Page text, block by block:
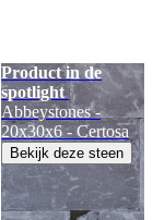
Product in de
spotlight
Abbeystones -
20x30x6 - Certosa
Bekijk deze steen